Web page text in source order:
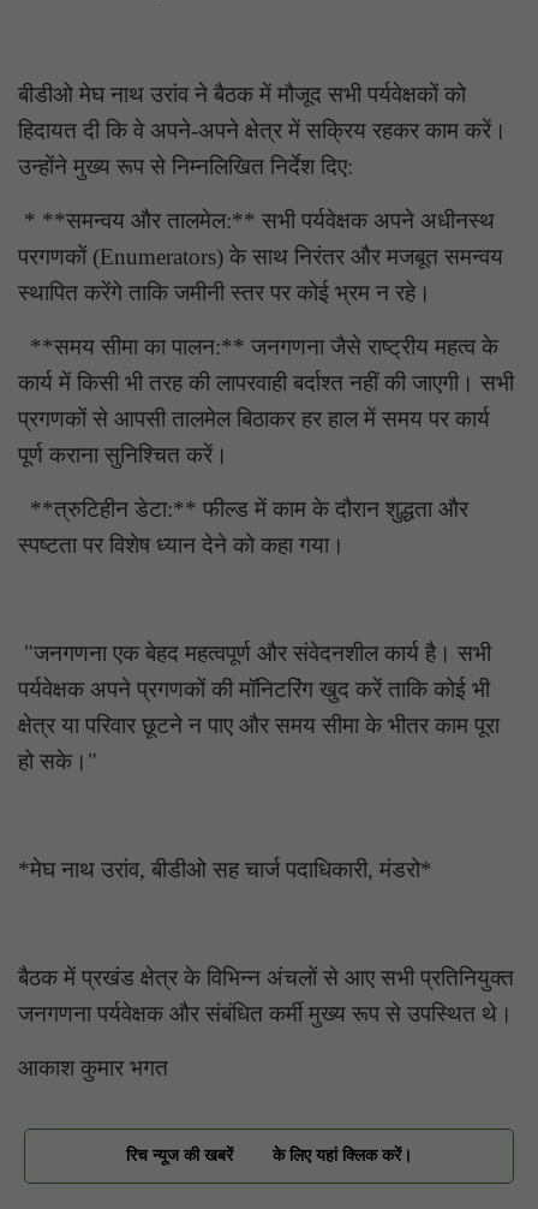
बीडीओ मेघ नाथ उरांव ने बैठक में मौजूद सभी पर्यवेक्षकों को
हिदायत दी कि वे अपने-अपने क्षेत्र में सक्रिय रहकर काम करें।
उन्होंने मुख्य रूप से निम्नलिखित निर्देश दिए:
* **समन्वय और तालमेल:** सभी पर्यवेक्षक अपने अधीनस्थ
परगणकों (Enumerators) के साथ निरंतर और मजबूत समन्वय
स्थापित करेंगे ताकि जमीनी स्तर पर कोई भ्रम न रहे।
**समय सीमा का पालन:** जनगणना जैसे राष्ट्रीय महत्व के
कार्य में किसी भी तरह की लापरवाही बर्दाश्त नहीं की जाएगी। सभी
प्रगणकों से आपसी तालमेल बिठाकर हर हाल में समय पर कार्य
पूर्ण कराना सुनिश्चित करें।
**त्रुटिहीन डेटा:** फील्ड में काम के दौरान शुद्धता और
स्पष्टता पर विशेष ध्यान देने को कहा गया।
"जनगणना एक बेहद महत्वपूर्ण और संवेदनशील कार्य है। सभी
पर्यवेक्षक अपने प्रगणकों की मॉनिटरिंग खुद करें ताकि कोई भी
क्षेत्र या परिवार छूटने न पाए और समय सीमा के भीतर काम पूरा
हो सके।"
*मेघ नाथ उरांव, बीडीओ सह चार्ज पदाधिकारी, मंडरो*
बैठक में प्रखंड क्षेत्र के विभिन्न अंचलों से आए सभी प्रतिनियुक्त
जनगणना पर्यवेक्षक और संबंधित कर्मी मुख्य रूप से उपस्थित थे।
आकाश कुमार भगत
रिच न्यूज की खबरें के लिए यहां क्लिक करें।